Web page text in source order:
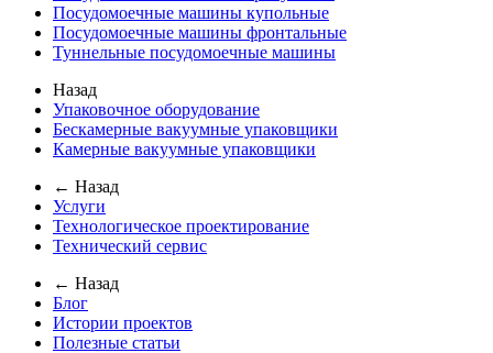
Посудомоечные машины купольные
Посудомоечные машины фронтальные
Туннельные посудомоечные машины
Назад
Упаковочное оборудование
Бескамерные вакуумные упаковщики
Камерные вакуумные упаковщики
← Назад
Услуги
Технологическое проектирование
Технический сервис
← Назад
Блог
Истории проектов
Полезные статьи